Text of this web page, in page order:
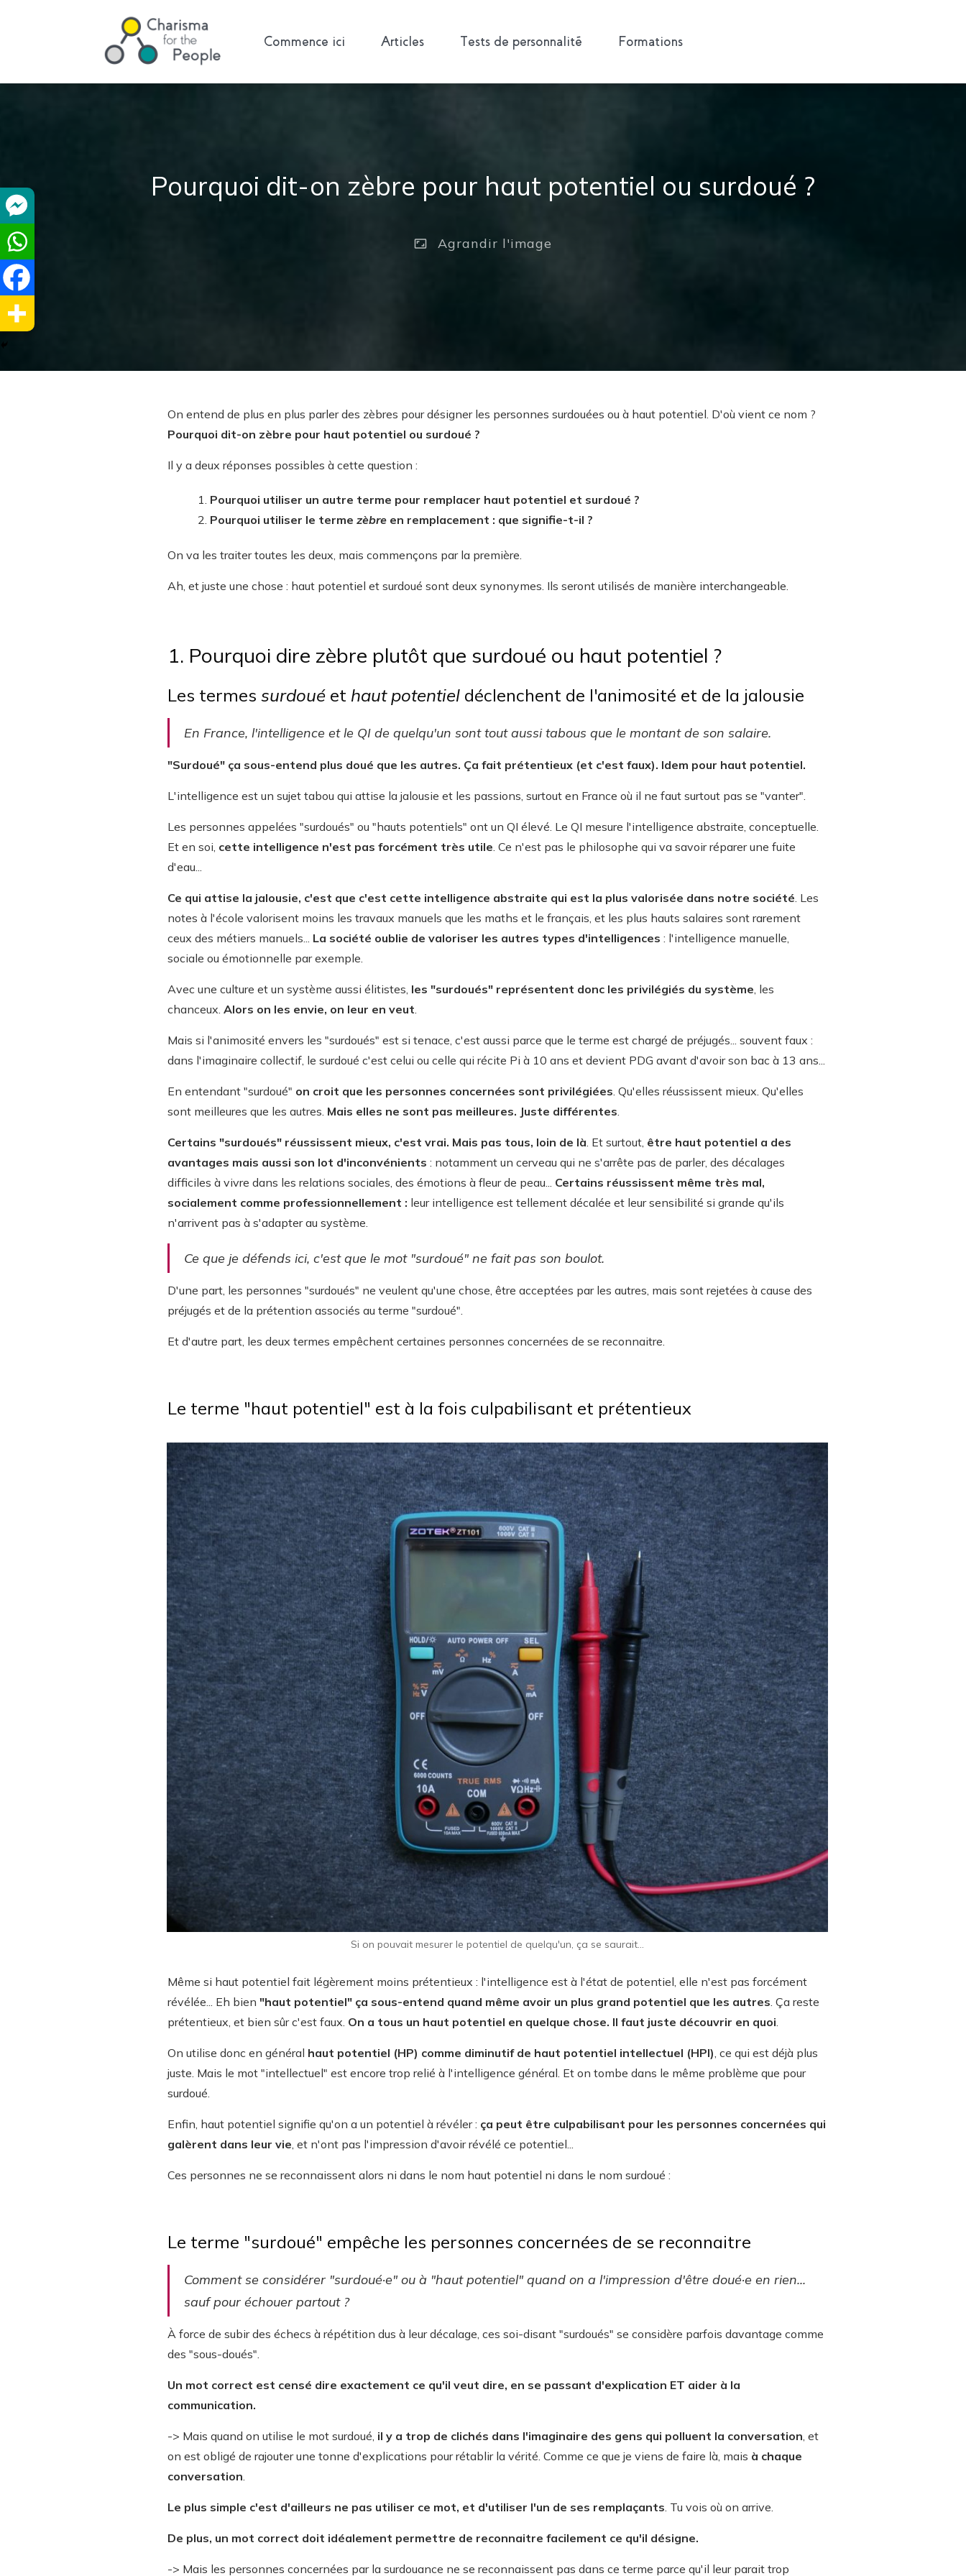
Commence ici Articles Tests de personnalité Formations
Pourquoi dit-on zèbre pour haut potentiel ou surdoué ?
Agrandir l'image
On entend de plus en plus parler des zèbres pour désigner les personnes surdouées ou à haut potentiel. D'où vient ce nom ?
Pourquoi dit-on zèbre pour haut potentiel ou surdoué ?
Il y a deux réponses possibles à cette question :
Pourquoi utiliser un autre terme pour remplacer haut potentiel et surdoué ?
Pourquoi utiliser le terme zèbre en remplacement : que signifie-t-il ?
On va les traiter toutes les deux, mais commençons par la première.
Ah, et juste une chose : haut potentiel et surdoué sont deux synonymes. Ils seront utilisés de manière interchangeable.
1. Pourquoi dire zèbre plutôt que surdoué ou haut potentiel ?
Les termes surdoué et haut potentiel déclenchent de l'animosité et de la jalousie
En France, l'intelligence et le QI de quelqu'un sont tout aussi tabous que le montant de son salaire.
"Surdoué" ça sous-entend plus doué que les autres. Ça fait prétentieux (et c'est faux). Idem pour haut potentiel.
L'intelligence est un sujet tabou qui attise la jalousie et les passions, surtout en France où il ne faut surtout pas se "vanter".
Les personnes appelées "surdoués" ou "hauts potentiels" ont un QI élevé. Le QI mesure l'intelligence abstraite, conceptuelle.
Et en soi, cette intelligence n'est pas forcément très utile . Ce n'est pas le philosophe qui va savoir réparer une fuite
d'eau...
Ce qui attise la jalousie, c'est que c'est cette intelligence abstraite qui est la plus valorisée dans notre société . Les
notes à l'école valorisent moins les travaux manuels que les maths et le français, et les plus hauts salaires sont rarement
ceux des métiers manuels... La société oublie de valoriser les autres types d'intelligences : l'intelligence manuelle,
sociale ou émotionnelle par exemple.
Avec une culture et un système aussi élitistes, les "surdoués" représentent donc les privilégiés du système , les
chanceux. Alors on les envie, on leur en veut
Mais si l'animosité envers les "surdoués" est si tenace, c'est aussi parce que le terme est chargé de préjugés... souvent faux :
dans l'imaginaire collectif, le surdoué c'est celui ou celle qui récite Pi à 10 ans et devient PDG avant d'avoir son bac à 13 ans...
En entendant "surdoué" on croit que les personnes concernées sont privilégiées . Qu'elles réussissent mieux. Qu'elles
sont meilleures que les autres. Mais elles ne sont pas meilleures. Juste différentes
Certains "surdoués" réussissent mieux, c'est vrai. Mais pas tous, loin de là . Et surtout, être haut potentiel a des
avantages mais aussi son lot d'inconvénients : notamment un cerveau qui ne s'arrête pas de parler, des décalages
difficiles à vivre dans les relations sociales, des émotions à fleur de peau... Certains réussissent même très mal,
socialement comme professionnellement : leur intelligence est tellement décalée et leur sensibilité si grande qu'ils
n'arrivent pas à s'adapter au système.
Ce que je défends ici, c'est que le mot "surdoué" ne fait pas son boulot.
D'une part, les personnes "surdoués" ne veulent qu'une chose, être acceptées par les autres, mais sont rejetées à cause des
préjugés et de la prétention associés au terme "surdoué".
Et d'autre part, les deux termes empêchent certaines personnes concernées de se reconnaitre.
Le terme "haut potentiel" est à la fois culpabilisant et prétentieux
Si on pouvait mesurer le potentiel de quelqu'un, ça se saurait...
Même si haut potentiel fait légèrement moins prétentieux : l'intelligence est à l'état de potentiel, elle n'est pas forcément
révélée... Eh bien "haut potentiel" ça sous-entend quand même avoir un plus grand potentiel que les autres . Ça reste
prétentieux, et bien sûr c'est faux. On a tous un haut potentiel en quelque chose. Il faut juste découvrir en quoi
On utilise donc en général haut potentiel (HP) comme diminutif de haut potentiel intellectuel (HPI) , ce qui est déjà plus
juste. Mais le mot "intellectuel" est encore trop relié à l'intelligence général. Et on tombe dans le même problème que pour
surdoué.
Enfin, haut potentiel signifie qu'on a un potentiel à révéler : ça peut être culpabilisant pour les personnes concernées qui
galèrent dans leur vie , et n'ont pas l'impression d'avoir révélé ce potentiel...
Ces personnes ne se reconnaissent alors ni dans le nom haut potentiel ni dans le nom surdoué :
Le terme "surdoué" empêche les personnes concernées de se reconnaitre
Comment se considérer "surdoué·e" ou à "haut potentiel" quand on a l'impression d'être doué·e en rien...
sauf pour échouer partout ?
À force de subir des échecs à répétition dus à leur décalage, ces soi-disant "surdoués" se considère parfois davantage comme
des "sous-doués".
Un mot correct est censé dire exactement ce qu'il veut dire, en se passant d'explication ET aider à la
communication.
-> Mais quand on utilise le mot surdoué, il y a trop de clichés dans l'imaginaire des gens qui polluent la conversation , et
on est obligé de rajouter une tonne d'explications pour rétablir la vérité. Comme ce que je viens de faire là, mais à chaque
conversation
Le plus simple c'est d'ailleurs ne pas utiliser ce mot, et d'utiliser l'un de ses remplaçants . Tu vois où on arrive.
De plus, un mot correct doit idéalement permettre de reconnaitre facilement ce qu'il désigne.
-> Mais les personnes concernées par la surdouance ne se reconnaissent pas dans ce terme parce qu'il leur parait trop